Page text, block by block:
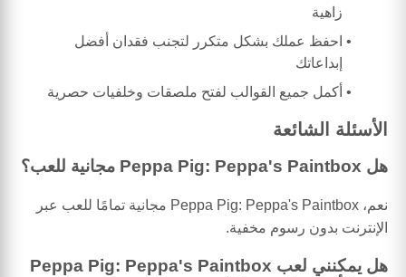
زاهية
احفظ عملك بشكل متكرر لتجنب فقدان أفضل
إبداعاتك
أكمل جميع القوالب لفتح ملصقات وخلفيات حصرية
الأسئلة الشائعة
هل Peppa Pig: Peppa's Paintbox مجانية للعب؟
نعم، Peppa Pig: Peppa's Paintbox مجانية تمامًا للعب عبر
الإنترنت بدون رسوم مخفية.
هل يمكنني لعب Peppa Pig: Peppa's Paintbox